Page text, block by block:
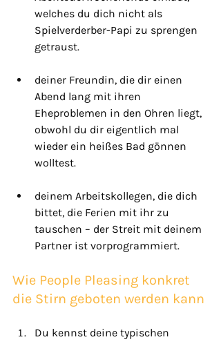
welches du dich nicht als
Spielverderber-Papi zu sprengen
getraust.
deiner Freundin, die dir einen
Abend lang mit ihren
Eheproblemen in den Ohren liegt,
obwohl du dir eigentlich mal
wieder ein heißes Bad gönnen
wolltest.
deinem Arbeitskollegen, die dich
bittet, die Ferien mit ihr zu
tauschen – der Streit mit deinem
Partner ist vorprogrammiert.
Wie People Pleasing konkret
die Stirn geboten werden kann
Du kennst deine typischen